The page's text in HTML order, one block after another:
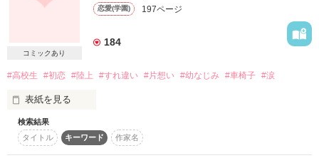
硬派なエリート陸上自衛官
（Yuusaku Haneda）
お世話になった自衛官にお礼を伝えるべく
人探しを始めて二年のOL
伊丹 芽郁（22）
（Mei Itami）
✻　✻　✻
切ない恋愛ストーリーを目指します
瑠亜さん
灯火ちゃん
コミックあり
恋愛(学園) 197ページ
184
#高校生 #初恋 #陸上 #すれ違い #片想い #幼なじみ #車椅子 #涙
表紙を見る
◇
'17/10/25 野いちご文庫より発売
検索結果
タイトル
キーワード 作家名